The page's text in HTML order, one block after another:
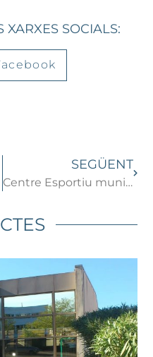
SOCIALS:
SEGÜENT
Centre Esportiu municipal a Sant Vicenç dels Horts